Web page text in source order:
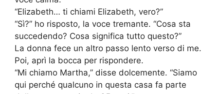
“Elizabeth… ti chiami Elizabeth, vero?”
“Sì?” ho risposto, la voce tremante. “Cosa sta
succedendo? Cosa significa tutto questo?”
La donna fece un altro passo lento verso di me.
Poi, aprì la bocca per rispondere.
“Mi chiamo Martha,” disse dolcemente. “Siamo
qui perché qualcuno in questa casa fa parte